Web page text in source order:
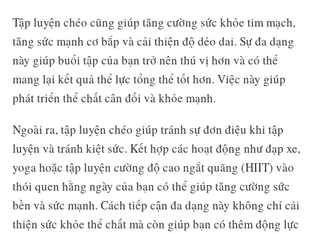
Tập luyện chéo cũng giúp tăng cường sức khỏe tim mạch,
tăng sức mạnh cơ bắp và cải thiện độ dẻo dai. Sự đa dạng
này giúp buổi tập của bạn trở nên thú vị hơn và có thể
mang lại kết quả thể lực tổng thể tốt hơn. Việc này giúp
phát triển thể chất cân đối và khỏe mạnh.
Ngoài ra, tập luyện chéo giúp tránh sự đơn điệu khi tập
luyện và tránh kiệt sức. Kết hợp các hoạt động như đạp xe,
yoga hoặc tập luyện cường độ cao ngắt quãng (HIIT) vào
thói quen hằng ngày của bạn có thể giúp tăng cường sức
bền và sức mạnh. Cách tiếp cận đa dạng này không chỉ cải
thiện sức khỏe thể chất mà còn giúp bạn có thêm động lực